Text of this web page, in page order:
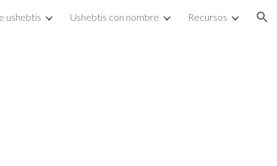
ushebtis Ushebtis con nombre Recursos